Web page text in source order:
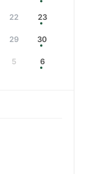
22 23
29 30
5 6